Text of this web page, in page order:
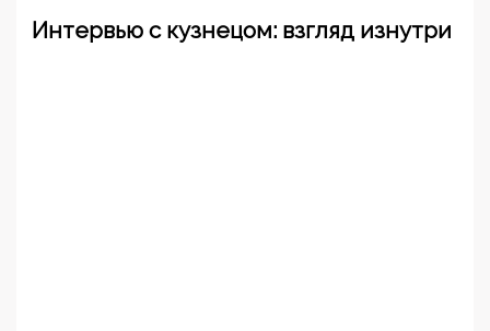
Интервью с кузнецом: взгляд изнутри